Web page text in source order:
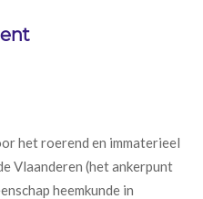
het roerend en immaterieel
Vlaanderen (het ankerpunt
heemkunde in